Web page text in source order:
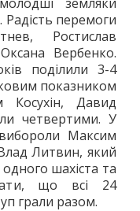
перемоги
Ростислав
Вербенко.
поділили 3-4
показником
Косухін, Давид
четвертими. У
Максим
Литвин, який
шахіста та
що всі 24
грали разом.